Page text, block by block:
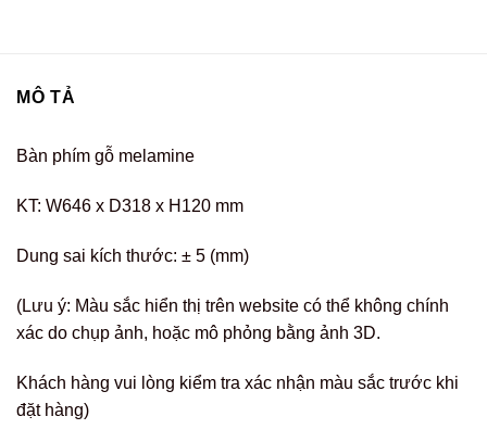
MÔ TẢ
Bàn phím gỗ melamine
KT: W646 x D318 x H120 mm
Dung sai kích thước: ± 5 (mm)
(Lưu ý: Màu sắc hiển thị trên website có thể không chính
xác do chụp ảnh, hoặc mô phỏng bằng ảnh 3D.
Khách hàng vui lòng kiểm tra xác nhận màu sắc trước khi
đặt hàng)